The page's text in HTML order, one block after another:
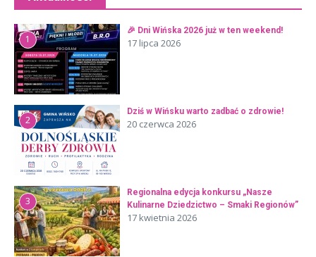
1
🎉 Dni Wińska 2026 już w ten weekend!
17 lipca 2026
2
Dziś w Wińsku warto zadbać o zdrowie!
20 czerwca 2026
3
Regionalna edycja konkursu „Nasze
Kulinarne Dziedzictwo – Smaki Regionów”
17 kwietnia 2026